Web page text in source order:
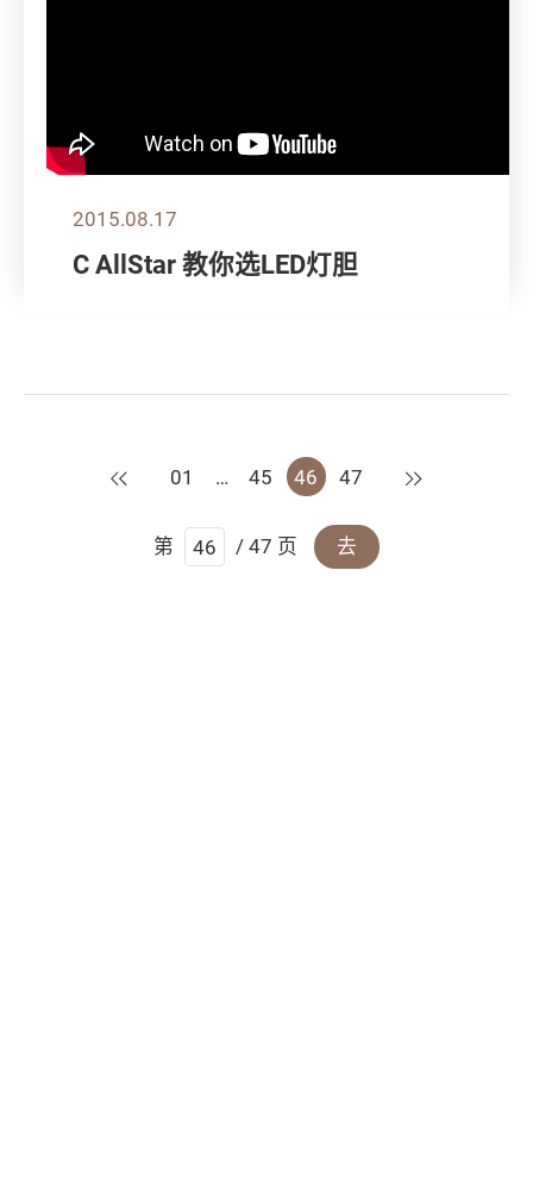
2015.08.17
C AllStar 教你选LED灯胆
上一页
01 … 45 46 47 下一页
第 / 47 页 去